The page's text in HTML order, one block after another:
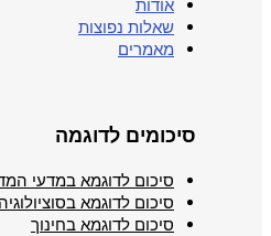
אודות
שאלות נפוצות
מאמרים
סיכומים לדוגמה
סיכום לדוגמא במדעי
סיכום לדוגמא בסוציולוגיה
סיכום לדוגמא בחינוך